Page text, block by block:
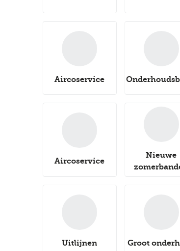
Aircoservice
Aircoservice
Nieuwe
Uitlijnen Groot